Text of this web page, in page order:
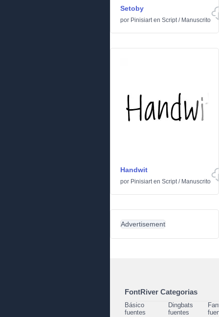
Setoby
por Pinisiarten Script/ Manuscrito
Handwit
por Pinisiarten Script/ Manuscrito
Advertisement
FontRiver Categorias
Básico
fuentes
Dingbats
fuentes